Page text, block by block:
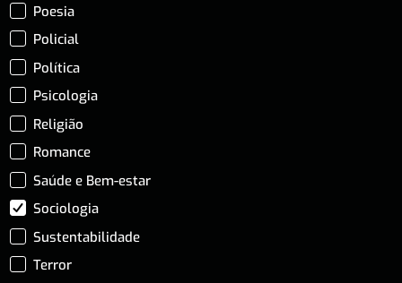
Poesia
Policial
Política
Psicologia
Religião
Romance
Saúde e Bem-estar
Sociologia
Sustentabilidade
Terror